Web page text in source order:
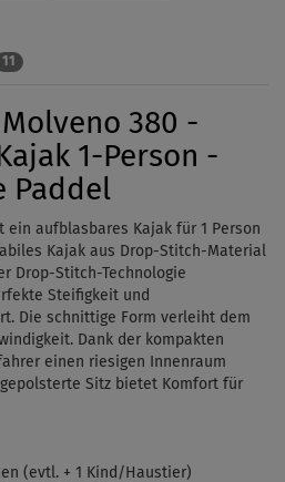
11
380 -
1-Person -
Paddel
ein aufblasbares Kajak für 1 Person
Kajak aus Drop-Stitch-Material
Drop-Stitch-Technologie
Steifigkeit und
Die schnittige Form verleiht dem
Dank der kompakten
einen riesigen Innenraum
Sitz bietet Komfort für
(evtl. + 1 Kind/Haustier)